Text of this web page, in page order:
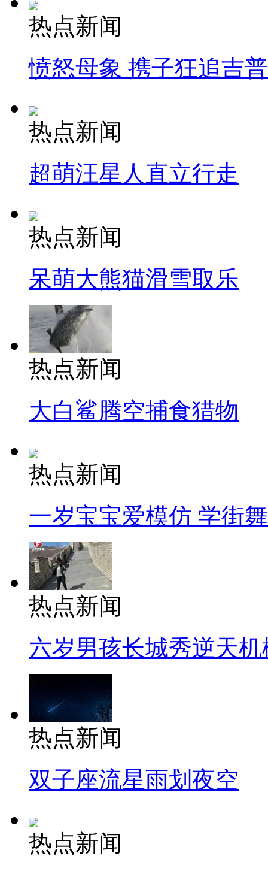
热点新闻
愤怒母象 携子狂追吉
热点新闻
超萌汪星人直立行走
热点新闻
呆萌大熊猫滑雪取乐
热点新闻
大白鲨腾空捕食猎物
热点新闻
一岁宝宝爱模仿 学街
热点新闻
六岁男孩长城秀逆天机
热点新闻
双子座流星雨划夜空
热点新闻